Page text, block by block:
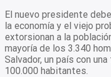
El nuevo presidente
la economía y el viejo
extorsionan a la
mayoría de los 3.340
Salvador, un país con
100.000 habitantes.